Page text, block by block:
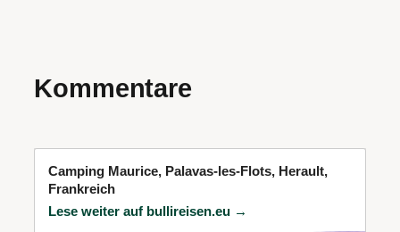
Kommentare
Camping Maurice, Palavas-les-Flots, Herault,
Frankreich
Lese weiter auf bullireisen.eu →